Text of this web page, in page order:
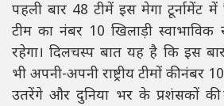
पहली बार 48 टीमें इस मेगा टूर्नामेंट
टीम का नंबर 10 खिलाड़ी
रहेगा। दिलचस्प बात यह है कि इस
भी अपनी-अपनी राष्ट्रीय टीमों की नंबर
उतरेंगे और दुनिया भर के प्रशंसकों की